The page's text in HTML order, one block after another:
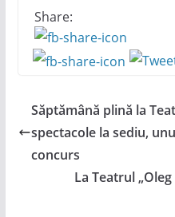
Share:
Săptămână plină la
spectacole la sediu,
concurs
La Teatrul